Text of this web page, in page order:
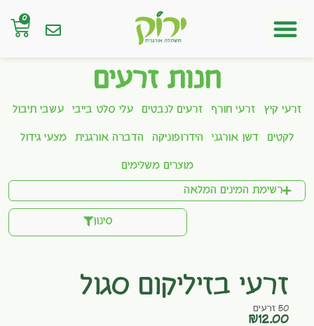
0
חנות זרעים
זרעי קיץ זרעי חורף זרעים לנבטים עלי סלט בייבי עשבי תיבול
לקטים דשן אורגני הידרופוניקה הדברה אורגנית מצעי גידול
מוצרים משלימים
רשימת המינים המלאה
סינון
זרעי בזיליקום סגול
50 זרעים
₪12.00